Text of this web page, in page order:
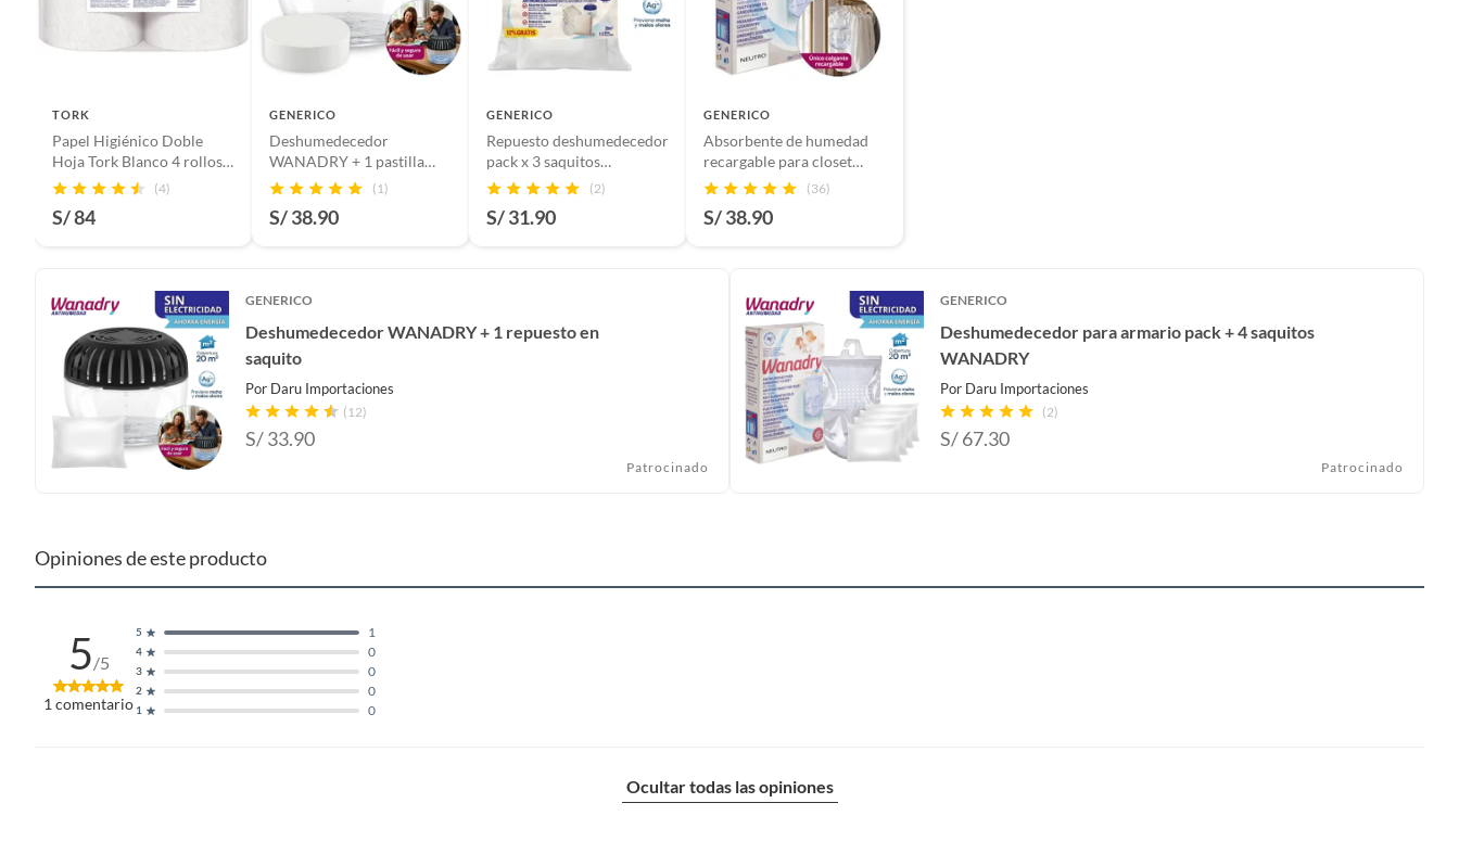
TORK
Papel Higiénico Doble
Hoja Tork Blanco 4 rollos x
200 mts
(4)
S/ 84
GENERICO
Deshumedecedor
WANADRY + 1 pastilla
ultra absorbente(1)
S/ 38.90
GENERICO
Repuesto deshumedecedor
pack x 3 saquitos
WANADRY
(2)
S/ 31.90
GENERICO
Absorbente de humedad
recargable para closet
WANADRY
(36)
S/ 38.90
GENERICO
Deshumedecedor WANADRY + 1 repuesto en
saquito
Por Daru Importaciones
(12)
S/33.90
Patrocinado
GENERICO
Deshumedecedor para armario pack + 4 saquitos
WANADRY
Por Daru Importaciones
(2)
S/67.30
Patrocinado
Opiniones de este producto
5/5
1 comentario 1 0
2 0
3 0
4 0
5 1
Ocultar todas las opiniones